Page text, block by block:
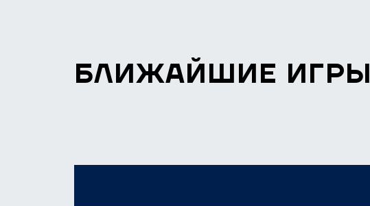
БЛИЖАЙШИЕ ИГРЫ